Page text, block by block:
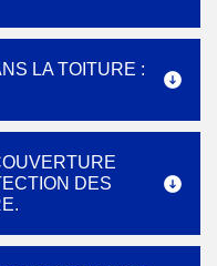
LA TOITURE :
DES